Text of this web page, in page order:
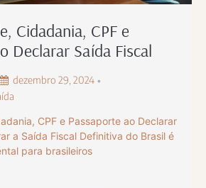
Cidadania, CPF e
Declarar Saída Fiscal
dezembro 29, 2024 •
CPF e Passaporte ao Declarar
a Saída Fiscal Definitiva do Brasil é
para brasileiros